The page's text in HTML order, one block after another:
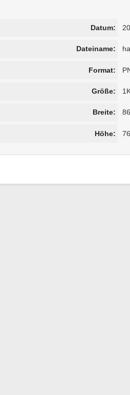
Datum:
Dateiname:
Format:
Größe:
Breite: 86
Höhe: 76